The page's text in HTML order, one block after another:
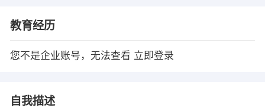
教育经历
您不是企业账号，无法查看 立即登录
自我描述